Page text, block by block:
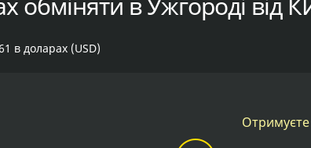
в доларах (USD)
Отримуєте